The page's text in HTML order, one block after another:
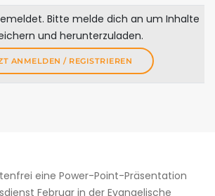
Bitte melde dich an um Inhalte
und herunterzuladen.
ANMELDEN / REGISTRIEREN
eine Power-Point-Präsentation
Februar in der Evangelische